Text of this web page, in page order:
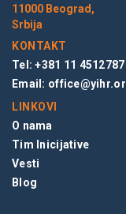
11000 Beograd,
Srbija
KONTAKT
Tel: +381 11 4512787
Email:
LINKOVI
O nama
Tim Inicijative
Vesti
Blog